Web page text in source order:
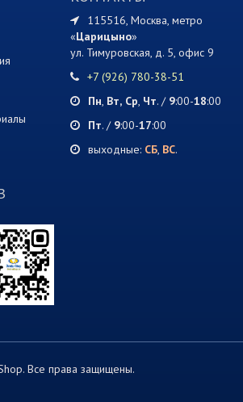
115516, Москва, метро
«Царицыно»
ул. Тимуровская, д. 5, офис 9
+7 (926) 780-38-51
Пн, Вт, Ср, Чт. / 9:00-18:00
Пт. / 9:00-17:00
выходные: СБ, ВС.
Все права защищены.